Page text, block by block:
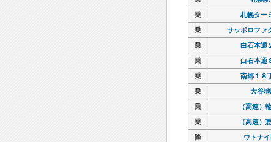
乗 札幌ター
乗 サッポロファ
乗 白石本通
乗 白石本通
乗 南郷１８
乗 大谷
乗 （高速）
乗 （高速）
降 ウトナ
乗 札幌ター
乗 サッポロファ
乗 白石本通
乗 白石本通
乗 南郷１８
乗 大谷
乗 （高速）
乗 （高速）
降 ウトナ